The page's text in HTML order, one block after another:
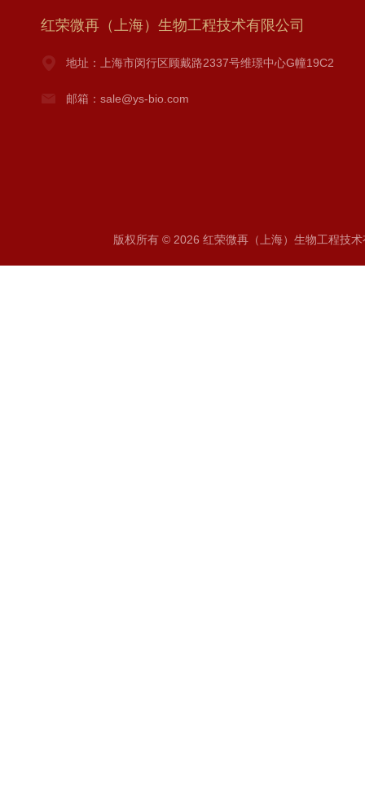
红荣微再（上海）生物工程技术有限公司
地址：上海市闵行区顾戴路2337号维璟中心G幢19C2
邮箱：sale@ys-bio.com
版权所有 © 2026 红荣微再（上海）生物工程技